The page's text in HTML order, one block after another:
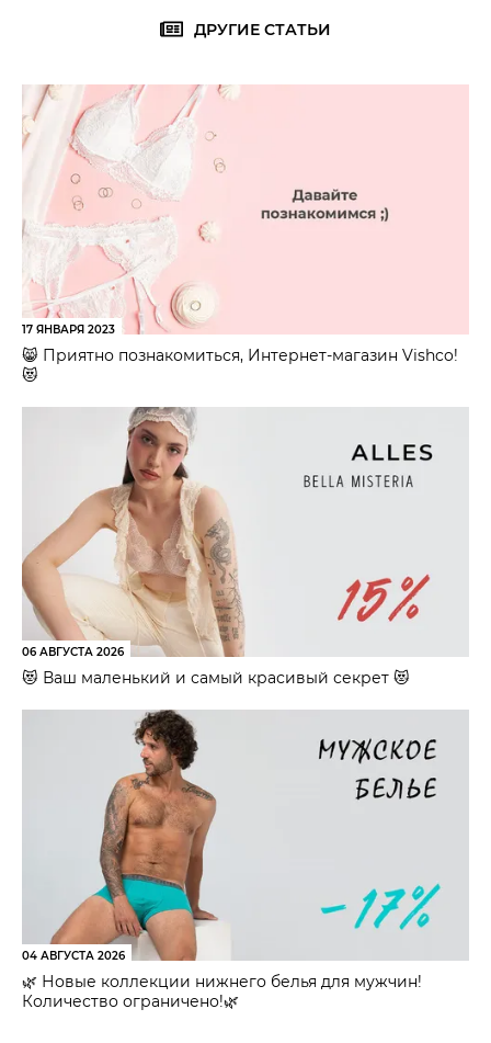
ДРУГИЕ СТАТЬИ
17 ЯНВАРЯ 2023
😸 Приятно познакомиться, Интернет-магазин Vishco!
😻
06 АВГУСТА 2026
😻 Ваш маленький и самый красивый секрет 😻
04 АВГУСТА 2026
🌿 Новые коллекции нижнего белья для мужчин!
Количество ограничено!🌿